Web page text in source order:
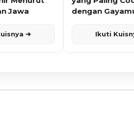
Jawa
➔
dengan
Ikuti